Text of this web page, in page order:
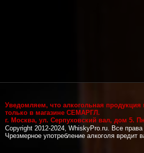
Уведомляем, что алкогольная
только в магазине СЕМАРГЛ.
г. Москва, ул. Серпуховский вал, дом 5.
Copyright 2012-2024, WhiskyPro.ru. Все
Чрезмерное употребление алкоголя вредит